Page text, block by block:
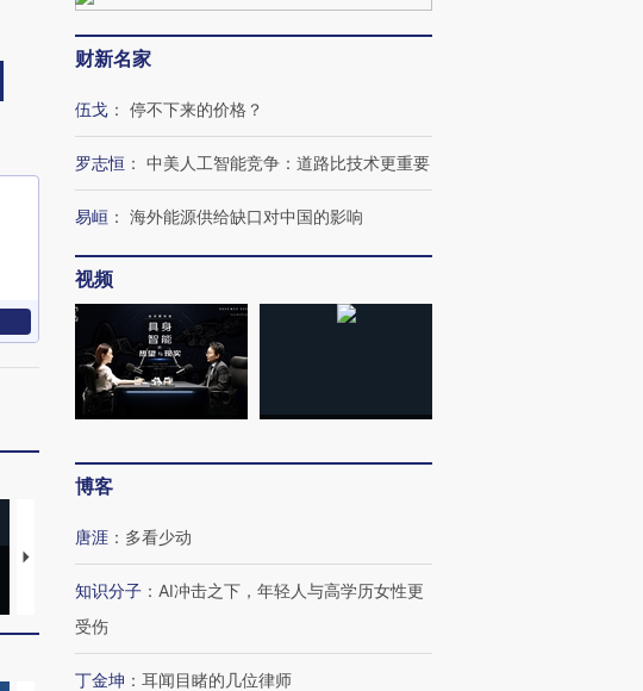
视线｜“入侵”还是“人道危
机”？难民潮撕裂西班牙
飞地休达
128毫米 紧急转移近
4000人
雨 3小时累计雨量超80毫
米
财新名家
伍戈 ： 停不下来的价格？
罗志恒 ： 中美人工智能竞争：道路比技术更重要
易峘 ： 海外能源供给缺口对中国的影响
视频
博客
唐涯 ： 多看少动
知识分子 ： AI冲击之下，年轻人与高学历女性更
受伤
丁金坤 ： 耳闻目睹的几位律师